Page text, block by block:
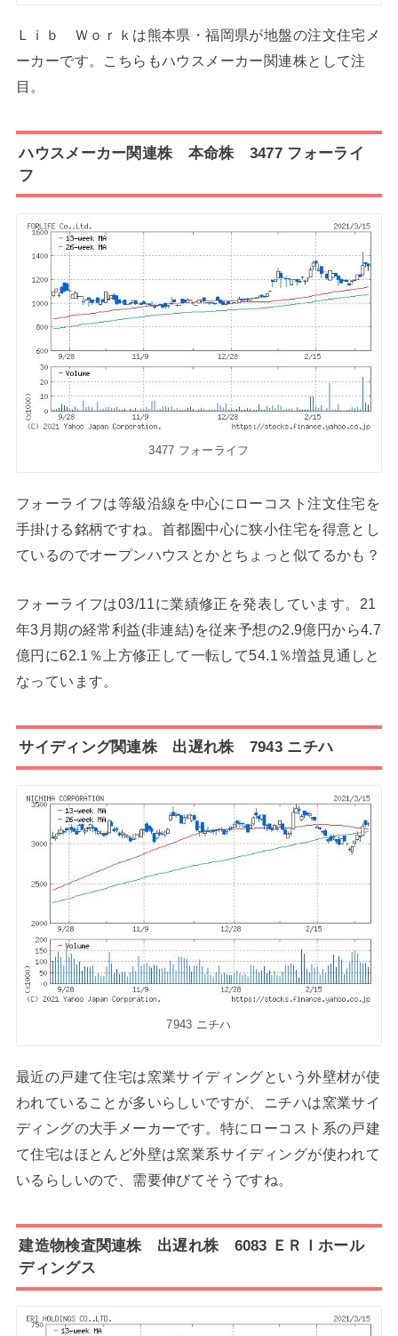
Ｌｉｂ Ｗｏｒｋは熊本県・福岡県が地盤の注文住宅メ
ーカーです。こちらもハウスメーカー関連株として注
目。
ハウスメーカー関連株 本命株 3477 フォーライ
フ
3477 フォーライフ
フォーライフは等級沿線を中心にローコスト注文住宅を
手掛ける銘柄ですね。首都圏中心に狭小住宅を得意とし
ているのでオープンハウスとかとちょっと似てるかも？
フォーライフは03/11に業績修正を発表しています。21
年3月期の経常利益(非連結)を従来予想の2.9億円から4.7
億円に62.1％上方修正して一転して54.1％増益見通しと
なっています。
サイディング関連株 出遅れ株 7943 ニチハ
7943 ニチハ
最近の戸建て住宅は窯業サイディングという外壁材が使
われていることが多いらしいですが、ニチハは窯業サイ
ディングの大手メーカーです。特にローコスト系の戸建
て住宅はほとんど外壁は窯業系サイディングが使われて
いるらしいので、需要伸びてそうですね。
建造物検査関連株 出遅れ株 6083 ＥＲＩホール
ディングス